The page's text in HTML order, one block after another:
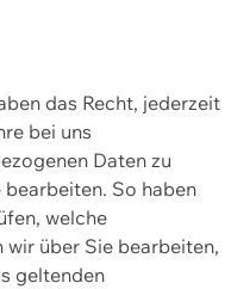
das Recht, jederzeit
bei uns
Daten zu
So haben
welche
über Sie bearbeiten,
geltenden